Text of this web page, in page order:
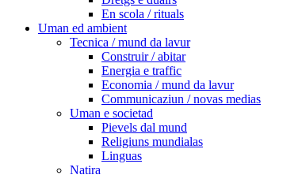
En scola / rituals
Uman ed ambient
Tecnica / mund da lavur
Construir / abitar
Energia e traffic
Economia / mund da lavur
Communicaziun / novas medias
Uman e societad
Pievels dal mund
Religiuns mundialas
Linguas
Natira